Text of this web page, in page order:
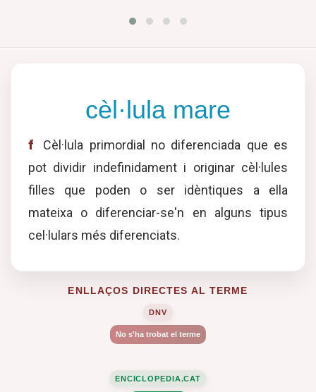
cèl·lula mare
f
Cèl·lula primordial no diferenciada que es
pot dividir indefinidament i originar cèl·lules
filles que poden o ser idèntiques a ella
mateixa o diferenciar-se'n en alguns tipus
cel·lulars més diferenciats.
ENLLAÇOS DIRECTES AL TERME
DNV
No s'ha trobat el terme
ENCICLOPEDIA.CAT